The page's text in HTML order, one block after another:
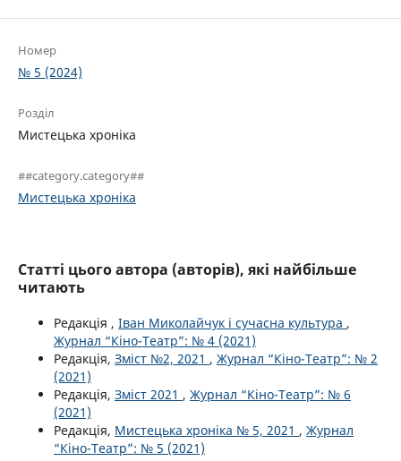
Номер
№ 5 (2024)
Розділ
Мистецька хроніка
##category.category##
Мистецька хроніка
Статті цього автора (авторів), які найбільше
читають
Редакція , Іван Миколайчук і сучасна культура ,
Журнал “Кіно-Театр”: № 4 (2021)
Редакція, Зміст №2, 2021 , Журнал “Кіно-Театр”: № 2
(2021)
Редакція, Зміст 2021 , Журнал “Кіно-Театр”: № 6
(2021)
Редакція, Мистецька хроніка № 5, 2021 , Журнал
“Кіно-Театр”: № 5 (2021)